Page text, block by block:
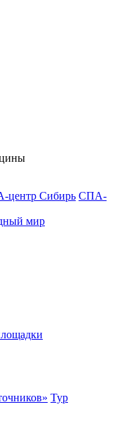
центр Сибирь СПА-
мир
Тур